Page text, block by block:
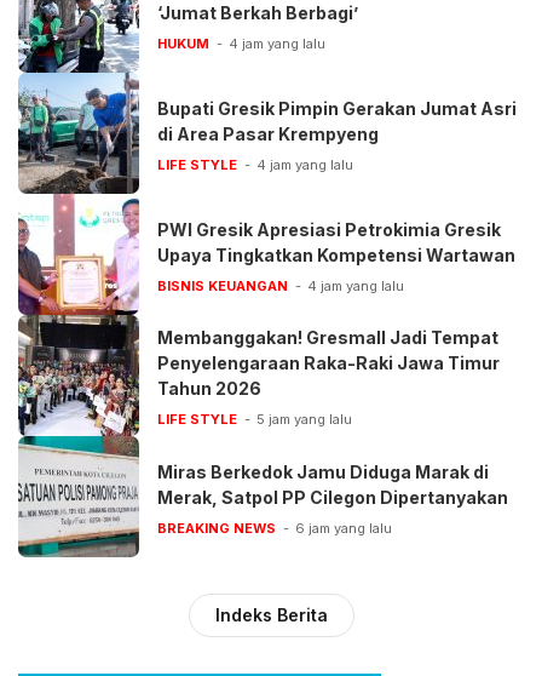
‘Jumat Berkah Berbagi’
HUKUM 4 jam yang lalu
Bupati Gresik Pimpin Gerakan Jumat Asri
di Area Pasar Krempyeng
LIFE STYLE 4 jam yang lalu
PWI Gresik Apresiasi Petrokimia Gresik
Upaya Tingkatkan Kompetensi Wartawan
BISNIS KEUANGAN 4 jam yang lalu
Membanggakan! Gresmall Jadi Tempat
Penyelengaraan Raka-Raki Jawa Timur
Tahun 2026
LIFE STYLE 5 jam yang lalu
‎Miras Berkedok Jamu Diduga Marak di
Merak, Satpol PP Cilegon Dipertanyakan
BREAKING NEWS 6 jam yang lalu
Indeks Berita